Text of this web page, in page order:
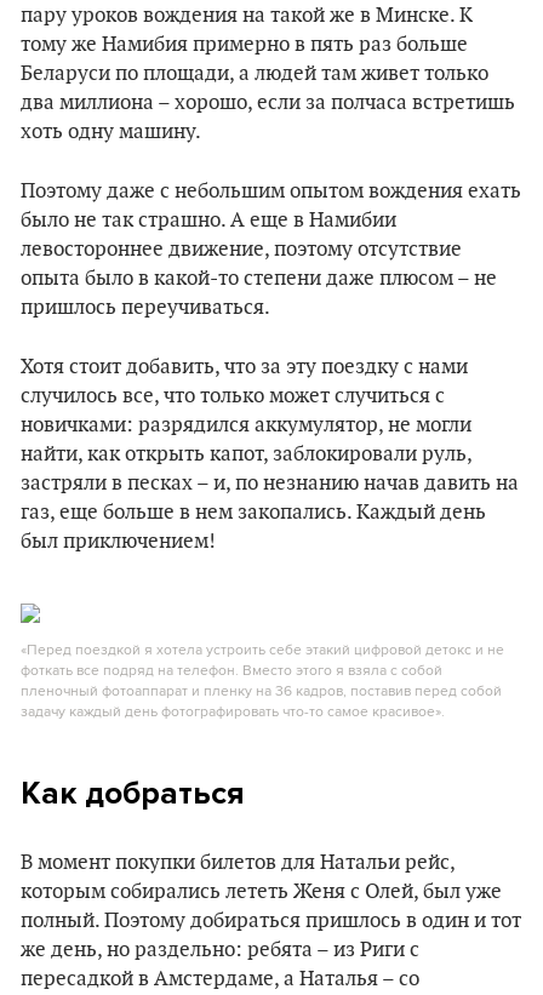
пару уроков вождения на такой же в Минске. К
тому же Намибия примерно в пять раз больше
Беларуси по площади, а людей там живет только
два миллиона – хорошо, если за полчаса встретишь
хоть одну машину.
Поэтому даже с небольшим опытом вождения ехать
было не так страшно. А еще в Намибии
левостороннее движение, поэтому отсутствие
опыта было в какой-то степени даже плюсом – не
пришлось переучиваться.
Хотя стоит добавить, что за эту поездку с нами
случилось все, что только может случиться с
новичками: разрядился аккумулятор, не могли
найти, как открыть капот, заблокировали руль,
застряли в песках – и, по незнанию начав давить на
газ, еще больше в нем закопались. Каждый день
был приключением!
«Перед поездкой я хотела устроить себе этакий цифровой детокс и не
фоткать все подряд на телефон. Вместо этого я взяла с собой
пленочный фотоаппарат и пленку на 36 кадров, поставив перед собой
задачу каждый день фотографировать что-то самое красивое».
Как добраться
В момент покупки билетов для Натальи рейс,
которым собирались лететь Женя с Олей, был уже
полный. Поэтому добираться пришлось в один и тот
же день, но раздельно: ребята – из Риги с
пересадкой в Амстердаме, а Наталья – со